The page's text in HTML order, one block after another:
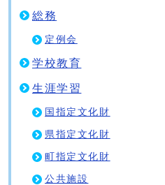
総務
定例会
学校教育
生涯学習
国指定文化財
県指定文化財
町指定文化財
公共施設